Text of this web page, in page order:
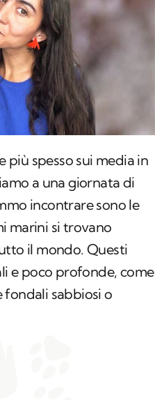
più spesso sui media in
a una giornata di
incontrare sono le
marini si trovano
il mondo. Questi
e poco profonde, come
fondali sabbiosi o